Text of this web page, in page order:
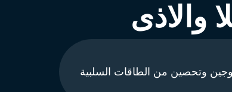
والاذى
وتحصين من الطاقات السلبية